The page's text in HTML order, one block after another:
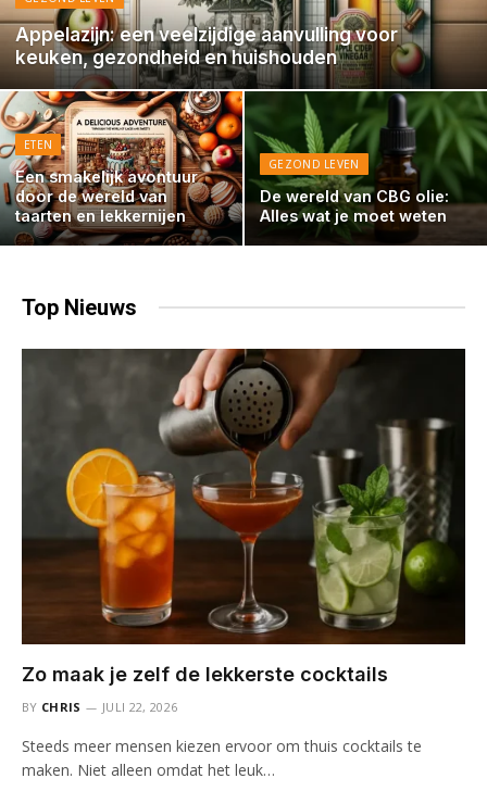
Appelazijn: een veelzijdige aanvulling voor
keuken, gezondheid en huishouden
ETEN
Een smakelijk avontuur
door de wereld van
taarten en lekkernijen
GEZOND LEVEN
De wereld van CBG olie:
Alles wat je moet weten
Top Nieuws
Zo maak je zelf de lekkerste cocktails
BY CHRIS JULI 22, 2026
Steeds meer mensen kiezen ervoor om thuis cocktails te
maken. Niet alleen omdat het leuk…